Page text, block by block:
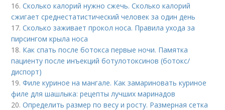
16.Сколько калорий нужно сжечь. Сколько калорий
сжигает среднестатистический человек за один день
17.Сколько заживает прокол носа. Правила ухода за
пирсингом крыла носа
18. Как спать после ботокса первые ночи. Памятка
пациенту после инъекций ботулотоксинов (ботокс/
диспорт)
19.Филе куриное на мангале. Как замариновать куриное
филе для шашлыка: рецепты лучших маринадов
20.Определить размер по весу и росту. Размерная сетка